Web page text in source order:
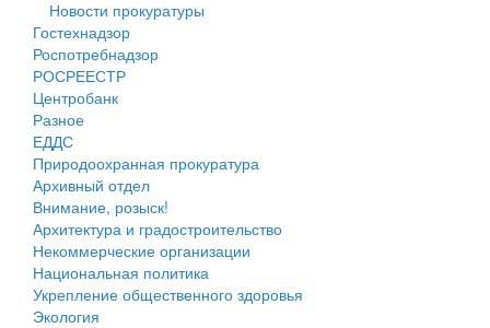
Собрание депутатов
Городское поселение
Сельские поселения
Новости прокуратуры
Гостехнадзор
Роспотребнадзор
РОСРЕЕСТР
Центробанк
Разное
ЕДДС
Природоохранная прокуратура
Архивный отдел
Внимание, розыск!
Архитектура и градостроительство
Некоммерческие организации
Национальная политика
Укрепление общественного здоровья
Экология